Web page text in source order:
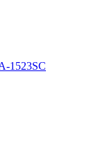
1523SC